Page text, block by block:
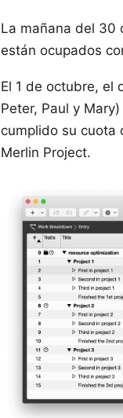
La mañana del 30
están ocupados
El 1 de octubre, el
Peter, Paul y
cumplido su cuota
Merlin Project.